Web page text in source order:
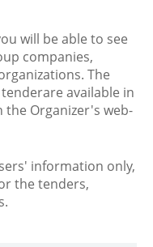
will be able to see
companies,
The
available in
Organizer's web-
information only,
the tenders,